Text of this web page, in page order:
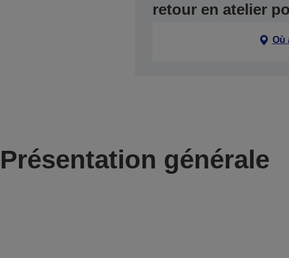
retour en atelier
Où
Présentation générale